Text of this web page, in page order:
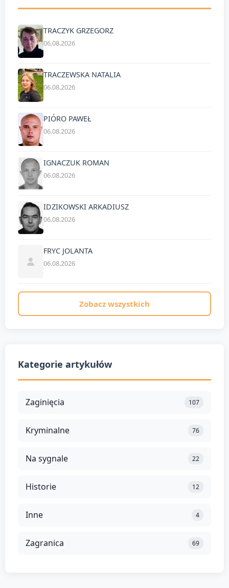
TRACZYK GRZEGORZ
06.08.2026
TRACZEWSKA NATALIA
06.08.2026
PIÓRO PAWEŁ
06.08.2026
IGNACZUK ROMAN
06.08.2026
IDZIKOWSKI ARKADIUSZ
06.08.2026
FRYC JOLANTA
06.08.2026
Zobacz wszystkich
Kategorie artykułów
Zaginięcia 107
Kryminalne 76
Na sygnale 22
Historie 12
Inne 4
Zagranica 69